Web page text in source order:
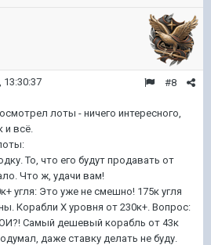
#8
13:30:37
лоты - ничего интересного,
и всё.
То, что его будут продавать от
Что ж, удачи вам!
угля: Это уже не смешно! 175к угля
Корабли Х уровня от 230к+. Вопрос:
Самый дешевый корабль от 43к
даже ставку делать не буду.